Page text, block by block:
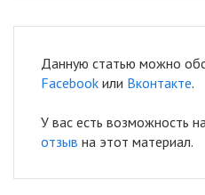
Данную статью можно
Facebook или Вконтакте.
У вас есть возможность
отзыв на этот материал.